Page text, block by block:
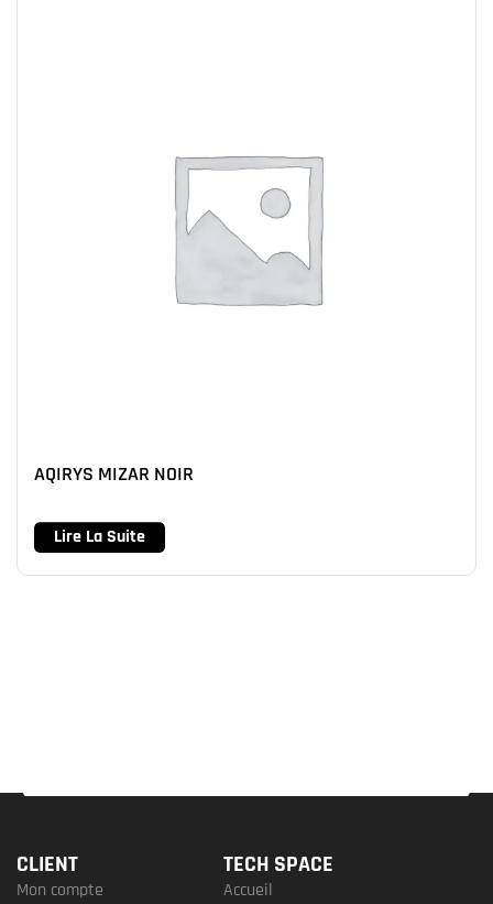
AQIRYS MIZAR NOIR
Lire La Suite
CLIENT
Mon compte
TECH SPACE
Accueil